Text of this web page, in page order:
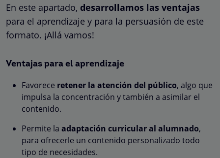
En este apartado, desarrollamos las ventajas
para el aprendizaje y para la persuasión de este
formato. ¡Allá vamos!
Ventajas para el aprendizaje
Favorece retener la atención del público, algo que
impulsa la concentración y también a asimilar el
contenido.
Permite la adaptación curricular al alumnado,
para ofrecerle un contenido personalizado todo
tipo de necesidades.